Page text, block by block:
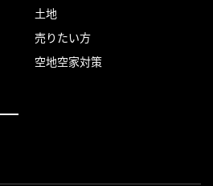
土地
売りたい方
空地空家対策